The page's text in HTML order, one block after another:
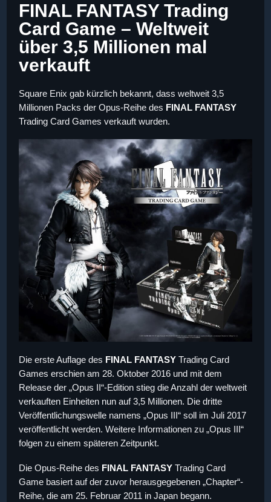
FINAL FANTASY Trading
Card Game – Weltweit
über 3,5 Millionen mal
verkauft
Square Enix gab kürzlich bekannt, dass weltweit 3,5
Millionen Packs der Opus-Reihe des FINAL FANTASY
Trading Card Games verkauft wurden.
Die erste Auflage des FINAL FANTASY Trading Card
Games erschien am 28. Oktober 2016 und mit dem
Release der „Opus II“-Edition stieg die Anzahl der weltweit
verkauften Einheiten nun auf 3,5 Millionen. Die dritte
Veröffentlichungswelle namens „Opus III“ soll im Juli 2017
veröffentlicht werden. Weitere Informationen zu „Opus III“
folgen zu einem späteren Zeitpunkt.
Die Opus-Reihe des FINAL FANTASY Trading Card
Game basiert auf der zuvor herausgegebenen „Chapter“-
Reihe, die am 25. Februar 2011 in Japan begann.